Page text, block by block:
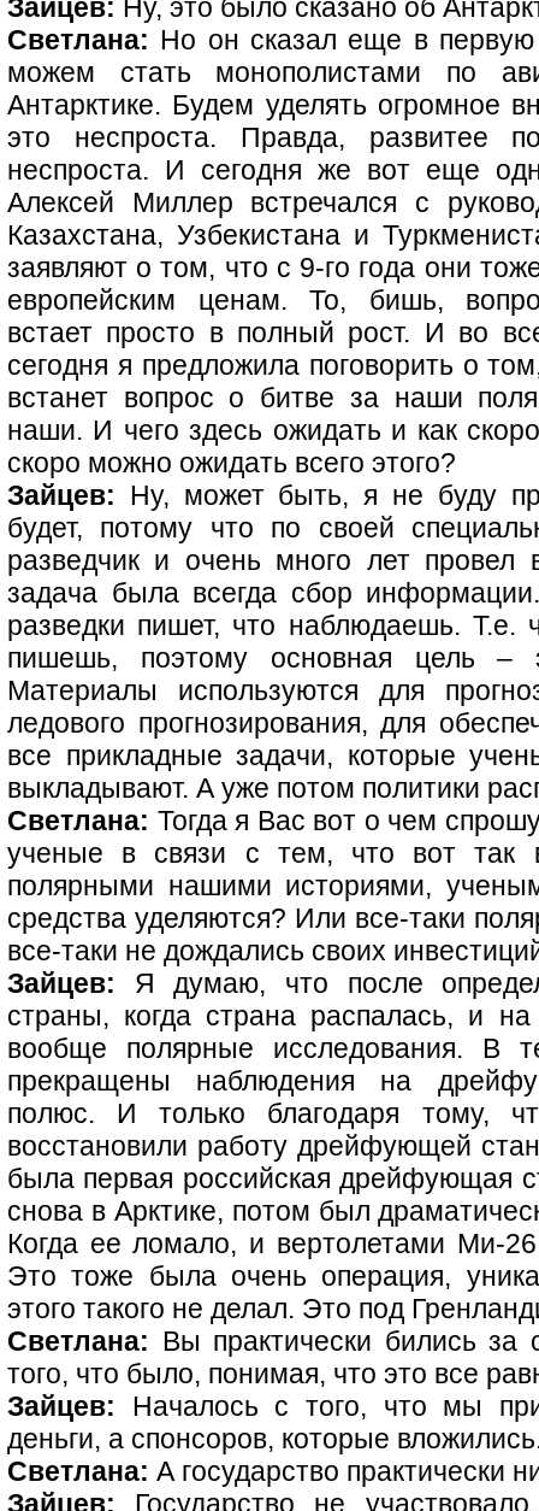
Зайцев: Ну, это было сказано об
Светлана: Но он сказал еще в
можем стать монополистами по
Антарктике. Будем уделять огромное
это неспроста. Правда, развитее
неспроста. И сегодня же вот еще
Алексей Миллер встречался с
Казахстана, Узбекистана и
заявляют о том, что с 9-го года они
европейским ценам. То, бишь,
встает просто в полный рост. И во
сегодня я предложила поговорить о
встанет вопрос о битве за наши
наши. И чего здесь ожидать и как
скоро можно ожидать всего этого?
Зайцев: Ну, может быть, я не буду
будет, потому что по своей
разведчик и очень много лет провел
задача была всегда сбор
разведки пишет, что наблюдаешь. Т.е.
пишешь, поэтому основная цель –
Материалы используются для
ледового прогнозирования, для
все прикладные задачи, которые
выкладывают. А уже потом политики
Светлана: Тогда я Вас вот о чем
ученые в связи с тем, что вот так
полярными нашими историями,
средства уделяются? Или все-таки
все-таки не дождались своих
Зайцев: Я думаю, что после
страны, когда страна распалась, и
вообще полярные исследования. В
прекращены наблюдения на
полюс. И только благодаря тому,
восстановили работу дрейфующей
была первая российская дрейфующая
снова в Арктике, потом был
Когда ее ломало, и вертолетами Ми-
Это тоже была очень операция,
этого такого не делал. Это под
Светлана: Вы практически бились за
того, что было, понимая, что это все
Зайцев: Началось с того, что мы
деньги, а спонсоров, которые
Светлана: А государство практически
Зайцев: Государство не